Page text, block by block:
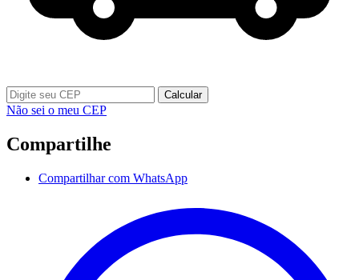
Calcular
Não sei o meu CEP
Compartilhe
Compartilhar com WhatsApp